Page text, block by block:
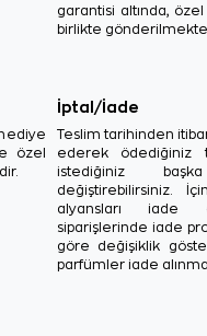
garantisi altında,
birlikte
özel
İptal/İade
Teslim tarihinden
ederek ödediğiniz
istediğiniz
değiştirebilirsiniz.
alyansları iade
siparişlerinde iade
göre değişiklik
parfümler iade